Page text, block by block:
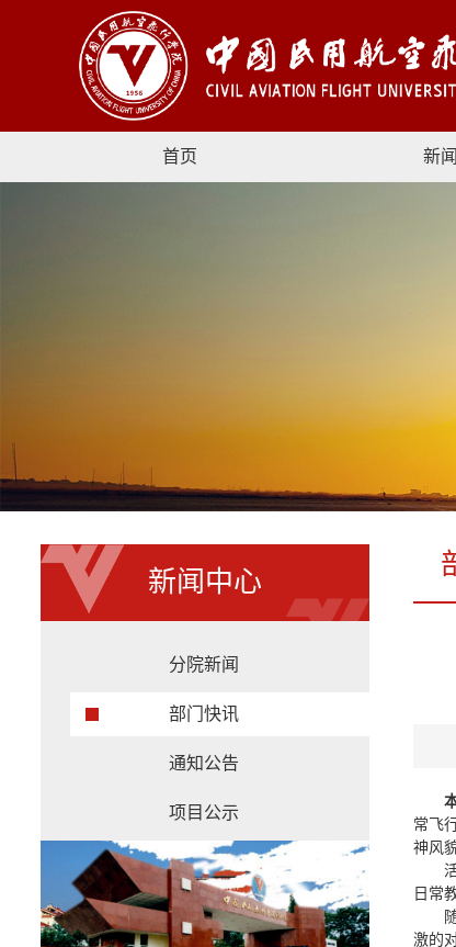
首页 新
新闻中心
分院新闻
部门快讯
通知公告
项目公示
常飞
神风貌
日常
激的